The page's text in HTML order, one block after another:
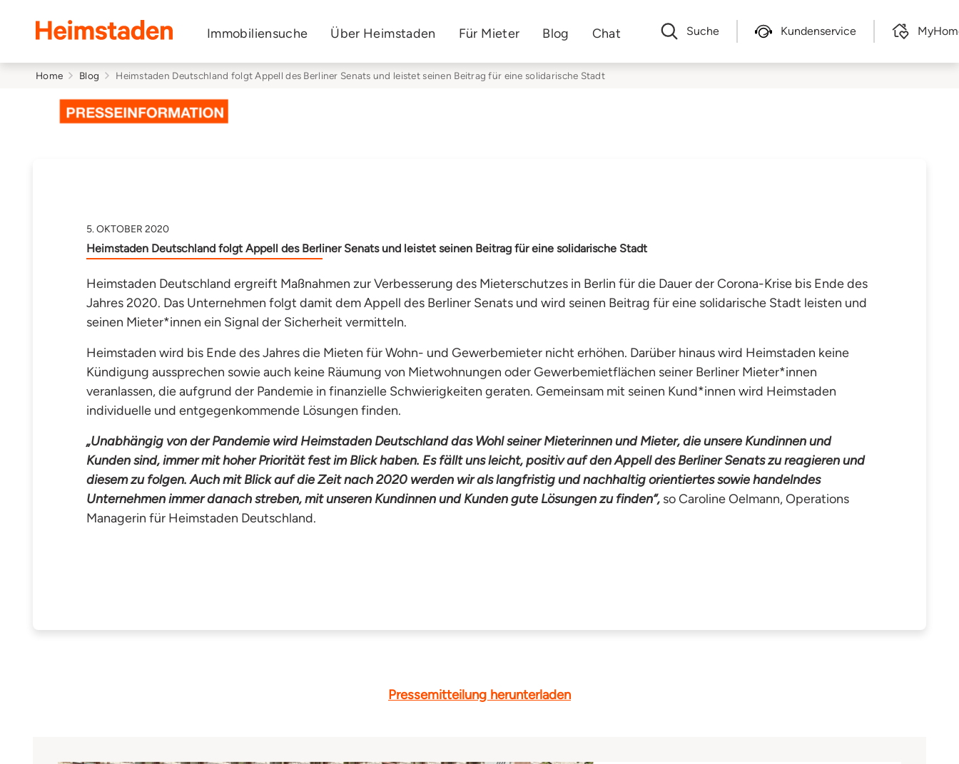
HeimstadenImmobiliensuche Über Heimstaden Für Mieter Blog Chat Suche Kundenservice
Home Blog Heimstaden Deutschland folgt Appell des Berliner Senats und leistet seinen Beitrag für eine solidarische Stadt
5. OKTOBER 2020
Heimstaden Deutschland folgt Appell des Berliner Senats und leistet seinen Beitrag für eine solidarische Stadt
Heimstaden Deutschland ergreift Maßnahmen zur Verbesserung des Mieterschutzes in Berlin für die Dauer der Corona-Krise bis Ende des
Jahres 2020. Das Unternehmen folgt damit dem Appell des Berliner Senats und wird seinen Beitrag für eine solidarische Stadt leisten und
seinen Mieter*innen ein Signal der Sicherheit vermitteln.
Heimstaden wird bis Ende des Jahres die Mieten für Wohn- und Gewerbemieter nicht erhöhen. Darüber hinaus wird Heimstaden keine
Kündigung aussprechen sowie auch keine Räumung von Mietwohnungen oder Gewerbemietflächen seiner Berliner Mieter*innen
veranlassen, die aufgrund der Pandemie in finanzielle Schwierigkeiten geraten. Gemeinsam mit seinen Kund*innen wird Heimstaden
individuelle und entgegenkommende Lösungen finden.
„Unabhängig von der Pandemie wird Heimstaden Deutschland das Wohl seiner Mieterinnen und Mieter, die unsere Kundinnen und
Kunden sind, immer mit hoher Priorität fest im Blick haben. Es fällt uns leicht, positiv auf den Appell des BerlinerSenats zu reagieren und
diesem zu folgen. Auch mit Blick auf die Zeit nach 2020 werden wir als langfristig und nachhaltig orientiertes sowie handelndes
Unternehmen immer danach streben, mit unseren Kundinnen und Kunden gute Lösungen zu finden“, so Caroline Oelmann, Operations
Managerin für Heimstaden Deutschland.
Pressemitteilung herunterladen